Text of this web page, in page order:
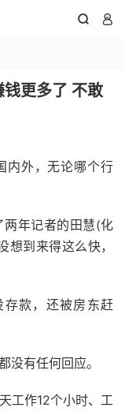
 
更多了 不敢
内外，无论哪个行
两年记者的田慧(化
到来得这么快，
款，还被房东赶
没有任何回应。
工作12个小时、工